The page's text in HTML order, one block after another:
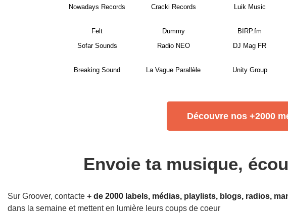
Nowadays Records Cracki Records Luik Music
Felt Dummy BIRP.fm
Sofar Sounds
Radio NEO DJ Mag FR
Breaking Sound La Vague Parallèle Unity Group
Découvre nos +2000
Envoie ta musique,
Sur Groover, contacte + de 2000 labels, médias, playlists, blogs, radios,
dans la semaine et mettent en lumière leurs coups de coeur